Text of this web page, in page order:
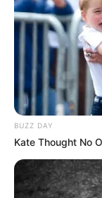
00:17 / 07
BUZZ DAY
Kate Thought No